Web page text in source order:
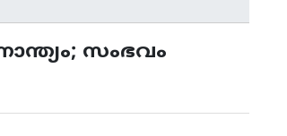
സംഭവം